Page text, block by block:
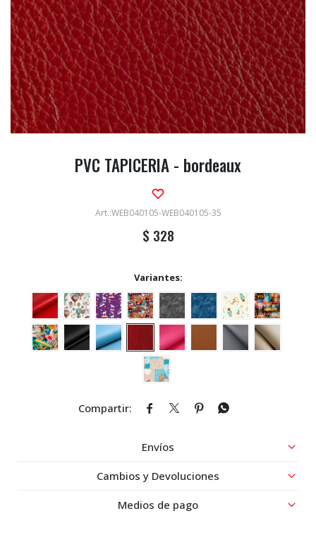
PVC TAPICERIA - bordeaux
WEB040105-WEB040105-35
$ 328
Variantes:
   
Envíos
Cambios y Devoluciones
Medios de pago